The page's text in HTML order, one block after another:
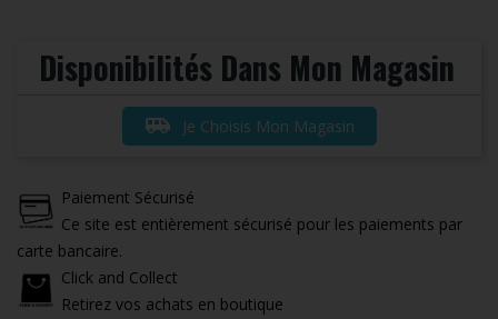
Disponibilités Dans Mon Magasin
airport_shuttle Je Choisis Mon Magasin
Paiement Sécurisé
Ce site est entièrement sécurisé pour les paiements par
carte bancaire.
Click and Collect
Retirez vos achats en boutique